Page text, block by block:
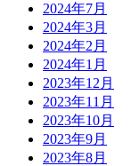
2024年7月
2024年3月
2024年2月
2024年1月
2023年12月
2023年11月
2023年10月
2023年9月
2023年8月